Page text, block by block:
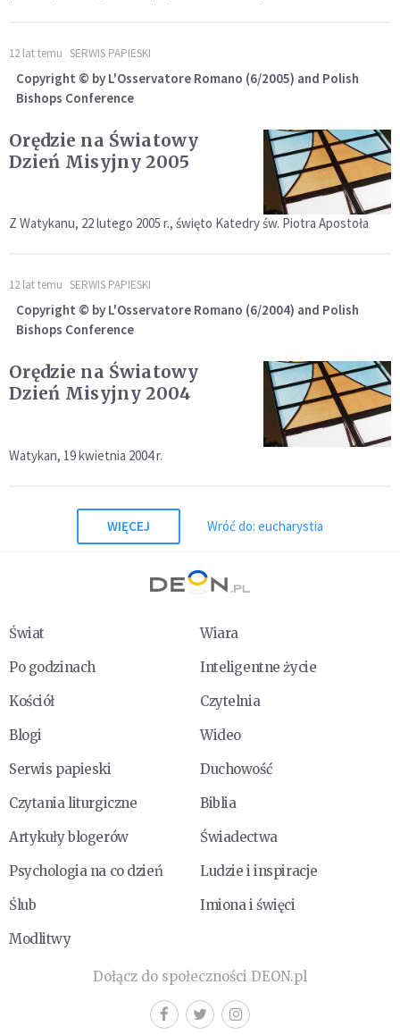
12 lat temu SERWIS PAPIESKI
Copyright © by L'Osservatore Romano (6/2005) and Polish
Bishops Conference
Orędzie na Światowy
Dzień Misyjny 2005
Z Watykanu, 22 lutego 2005 r., święto Katedry św. Piotra Apostoła
12 lat temu SERWIS PAPIESKI
Copyright © by L'Osservatore Romano (6/2004) and Polish
Bishops Conference
Orędzie na Światowy
Dzień Misyjny 2004
Watykan, 19 kwietnia 2004 r.
WIĘCEJ Wróć do: eucharystia
Świat
Wiara
Po godzinach
Inteligentne życie
Kościół
Czytelnia
Blogi
Wideo
Serwis papieski
Duchowość
Czytania liturgiczne
Biblia
Artykuły blogerów
Świadectwa
Psychologia na co dzień
Ludzie i inspiracje
Ślub
Imiona i święci
Modlitwy
Dołącz do społeczności DEON.pl